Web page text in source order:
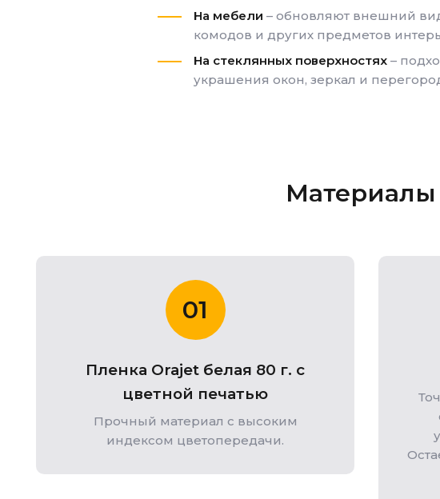
На мебели – обновляют внешний
комодов и других предметов
На стеклянных поверхностях –
украшения окон, зеркал и
Материалы
01
Пленка Orajet белая 80 г. с
цветной печатью
Прочный материал с высоким
индексом цветопередачи.